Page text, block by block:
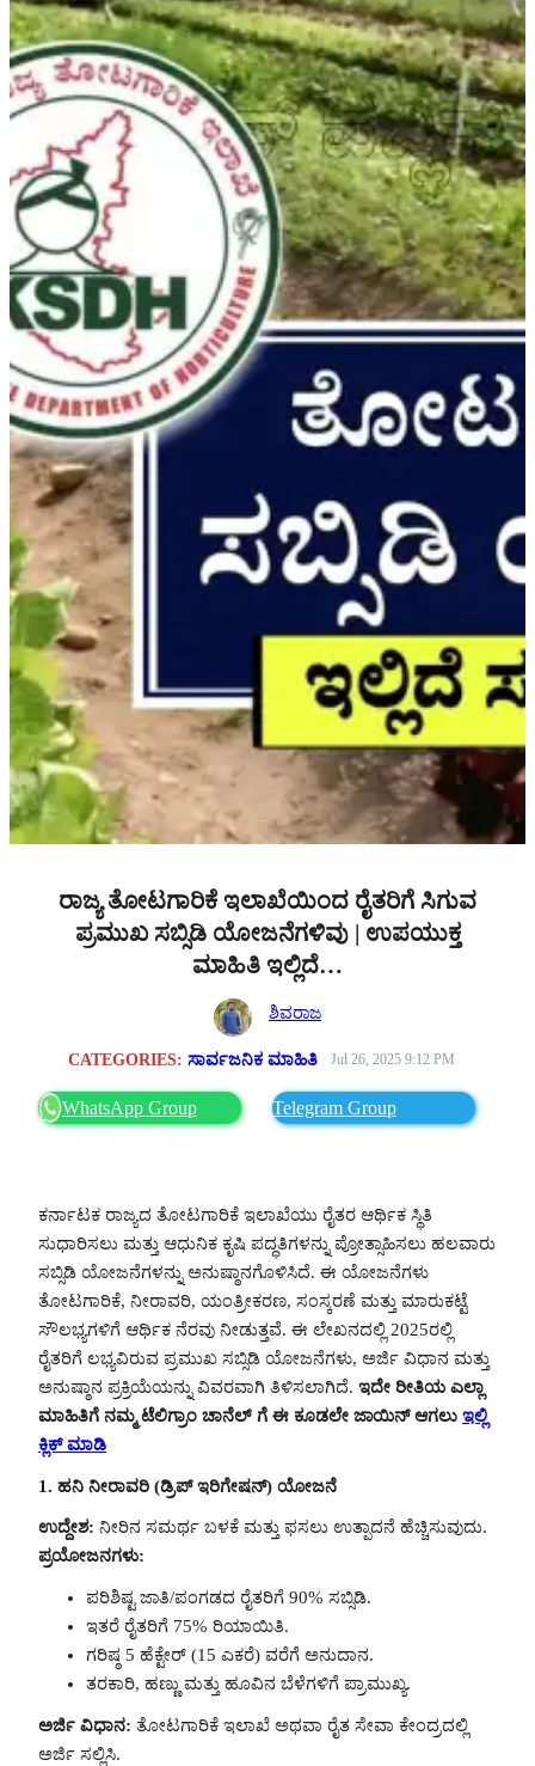
ರಾಜ್ಯ ತೋಟಗಾರಿಕೆ ಇಲಾಖೆಯಿಂದ ರೈತರಿಗೆ ಸಿಗುವ
ಪ್ರಮುಖ ಸಬ್ಸಿಡಿ ಯೋಜನೆಗಳಿವು | ಉಪಯುಕ್ತ
ಮಾಹಿತಿ ಇಲ್ಲಿದೆ…
ಶಿವರಾಜ
CATEGORIES: ಸಾರ್ವಜನಿಕ ಮಾಹಿತಿ Jul 26, 2025 9:12 PM
WhatsApp Group Telegram Group
ಕರ್ನಾಟಕ ರಾಜ್ಯದ ತೋಟಗಾರಿಕೆ ಇಲಾಖೆಯು ರೈತರ ಆರ್ಥಿಕ ಸ್ಥಿತಿ
ಸುಧಾರಿಸಲು ಮತ್ತು ಆಧುನಿಕ ಕೃಷಿ ಪದ್ಧತಿಗಳನ್ನು ಪ್ರೋತ್ಸಾಹಿಸಲು ಹಲವಾರು
ಸಬ್ಸಿಡಿ ಯೋಜನೆಗಳನ್ನು ಅನುಷ್ಠಾನಗೊಳಿಸಿದೆ. ಈ ಯೋಜನೆಗಳು
ತೋಟಗಾರಿಕೆ, ನೀರಾವರಿ, ಯಂತ್ರೀಕರಣ, ಸಂಸ್ಕರಣೆ ಮತ್ತು ಮಾರುಕಟ್ಟೆ
ಸೌಲಭ್ಯಗಳಿಗೆ ಆರ್ಥಿಕ ನೆರವು ನೀಡುತ್ತವೆ. ಈ ಲೇಖನದಲ್ಲಿ 2025ರಲ್ಲಿ
ರೈತರಿಗೆ ಲಭ್ಯವಿರುವ ಪ್ರಮುಖ ಸಬ್ಸಿಡಿ ಯೋಜನೆಗಳು, ಅರ್ಜಿ ವಿಧಾನ ಮತ್ತು
ಅನುಷ್ಠಾನ ಪ್ರಕ್ರಿಯೆಯನ್ನು ವಿವರವಾಗಿ ತಿಳಿಸಲಾಗಿದೆ. ಇದೇ ರೀತಿಯ ಎಲ್ಲಾ
ಮಾಹಿತಿಗೆ ನಮ್ಮ ಟೆಲಿಗ್ರಾಂ ಚಾನೆಲ್ ಗೆ ಈ ಕೂಡಲೇ ಜಾಯಿನ್ ಆಗಲು ಇಲ್ಲಿ
ಕ್ಲಿಕ್ ಮಾಡಿ
1. ಹನಿ ನೀರಾವರಿ (ಡ್ರಿಪ್ ಇರಿಗೇಷನ್) ಯೋಜನೆ
ಉದ್ದೇಶ: ನೀರಿನ ಸಮರ್ಥ ಬಳಕೆ ಮತ್ತು ಫಸಲು ಉತ್ಪಾದನೆ ಹೆಚ್ಚಿಸುವುದು.
ಪ್ರಯೋಜನಗಳು:
ಪರಿಶಿಷ್ಟ ಜಾತಿ/ಪಂಗಡದ ರೈತರಿಗೆ 90% ಸಬ್ಸಿಡಿ.
ಇತರೆ ರೈತರಿಗೆ 75% ರಿಯಾಯಿತಿ.
ಗರಿಷ್ಠ 5 ಹೆಕ್ಟೇರ್ (15 ಎಕರೆ) ವರೆಗೆ ಅನುದಾನ.
ತರಕಾರಿ, ಹಣ್ಣು ಮತ್ತು ಹೂವಿನ ಬೆಳೆಗಳಿಗೆ ಪ್ರಾಮುಖ್ಯ.
ಅರ್ಜಿ ವಿಧಾನ: ತೋಟಗಾರಿಕೆ ಇಲಾಖೆ ಅಥವಾ ರೈತ ಸೇವಾ ಕೇಂದ್ರದಲ್ಲಿ
ಅರ್ಜಿ ಸಲ್ಲಿಸಿ.